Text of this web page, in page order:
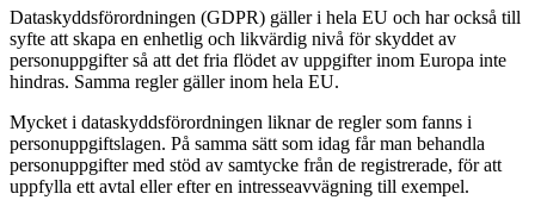
Dataskyddsförordningen (GDPR) gäller i hela EU och har också till
syfte att skapa en enhetlig och likvärdig nivå för skyddet av
personuppgifter så att det fria flödet av uppgifter inom Europa inte
hindras. Samma regler gäller inom hela EU.
Mycket i dataskyddsförordningen liknar de regler som fanns i
personuppgiftslagen. På samma sätt som idag får man behandla
personuppgifter med stöd av samtycke från de registrerade, för att
uppfylla ett avtal eller efter en intresseavvägning till exempel.